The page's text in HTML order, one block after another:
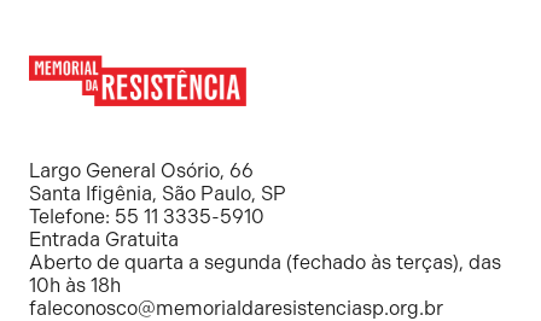
Resistência
Largo General Osório, 66
Santa Ifigênia, São Paulo, SP
Telefone: 55 11 3335-5910
Entrada Gratuita
Aberto de quarta a segunda (fechado às terças), das
10h às 18h
faleconosco@memorialdaresistenciasp.org.br